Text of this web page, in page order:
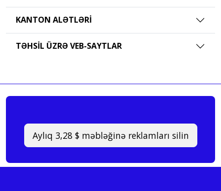
KANTON ALƏTLƏRI
TƏHSIL ÜZRƏ VEB-SAYTLAR
Aylıq 3,28 $ məbləğinə reklamları silin